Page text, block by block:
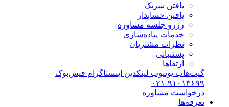
یافتن شریک
یافتن حسابدار
رزرو جلسه مشاوره
خدمات پیاده‌سازی
نظرات مشتریان
پشتیبانی
ارتقاها
گیت‌هاب یوتیوب لینکدین اینستاگرام فیس‌بوک
۰۲۱-۹۱۰۱۳۶۹۹
درخواست مشاوره
تعرفه‌ها